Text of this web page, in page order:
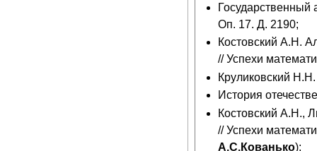
Оп. 17. Д. 2190;
Костовский А.Н.
// Успехи
Круликовский
История
Костовский А.Н.,
// Успехи
А.С.Кованько);